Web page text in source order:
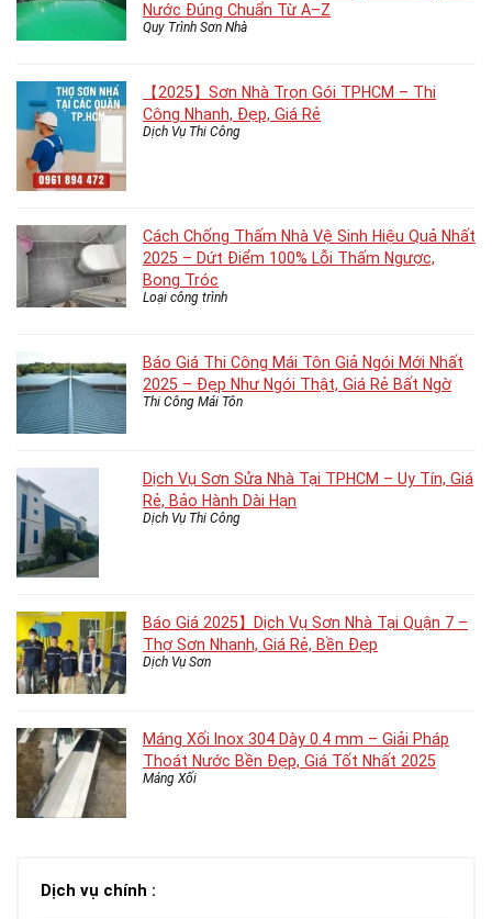
Nước Đúng Chuẩn Từ A–Z
Quy Trình Sơn Nhà
【2025】Sơn Nhà Trọn Gói TPHCM – Thi
Công Nhanh, Đẹp, Giá Rẻ
Dịch Vụ Thi Công
Cách Chống Thấm Nhà Vệ Sinh Hiệu Quả Nhất
2025 – Dứt Điểm 100% Lỗi Thấm Ngược,
Bong Tróc
Loại công trình
Báo Giá Thi Công Mái Tôn Giả Ngói Mới Nhất
2025 – Đẹp Như Ngói Thật, Giá Rẻ Bất Ngờ
Thi Công Mái Tôn
Dịch Vụ Sơn Sửa Nhà Tại TPHCM – Uy Tín, Giá
Rẻ, Bảo Hành Dài Hạn
Dịch Vụ Thi Công
Báo Giá 2025】Dịch Vụ Sơn Nhà Tại Quận 7 –
Thợ Sơn Nhanh, Giá Rẻ, Bền Đẹp
Dịch Vụ Sơn
Máng Xối Inox 304 Dày 0.4 mm – Giải Pháp
Thoát Nước Bền Đẹp, Giá Tốt Nhất 2025
Máng Xối
Dịch vụ chính :